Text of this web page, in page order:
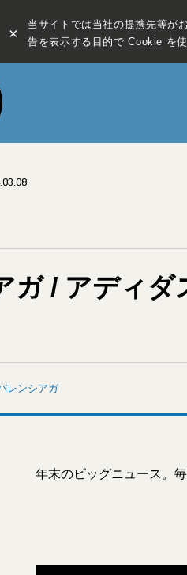
×
当サイトでは当社の提携先等が
告を表示する目的で Cookie を
ガ / アディ
レンシアガ
年末のビッグニュース。